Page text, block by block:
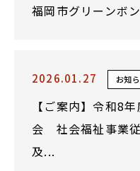
福岡市グリーンボ
2026.01.27 お知
【ご案内】令和8
会 社会福祉事業
及...